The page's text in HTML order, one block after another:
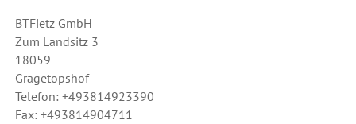
BTFietz GmbH
Zum Landsitz 3
18059
Gragetopshof
Telefon: +493814923390
Fax: +493814904711